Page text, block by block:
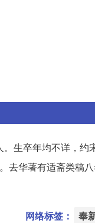
。生卒年均不详，约
去华著有适斋类稿
网络标签： 奉